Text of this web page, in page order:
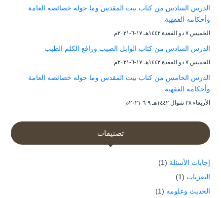
الدرس السادس من كتاب بيت المقدس وما حوله خصائصه العامة
وأحكامه الفقهية
الخميس ۷ ذو القعدة ۱٤٤۲هـ ۱۷-٦-۲۰۲۱م
الدرس السادس من كتاب الوابل الصيب ورافع الكلم الطيب
الخميس ۷ ذو القعدة ۱٤٤۲هـ ۱۷-٦-۲۰۲۱م
الدرس الخامس من كتاب بيت المقدس وما حوله خصائصه العامة
وأحكامه الفقهية
الأربعاء ۲۸ شوال ۱٤٤۲هـ ۹-٦-۲۰۲۱م
تصنيفات
إجابات الأسئلة (1)
التعزيات (1)
الحديث وعلومه (1)